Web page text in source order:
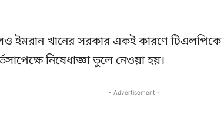
ইমরান খানের সরকার একই কারণে টিএলপিকে
নিষেধাজ্ঞা তুলে নেওয়া হয়।
- Advertisement -